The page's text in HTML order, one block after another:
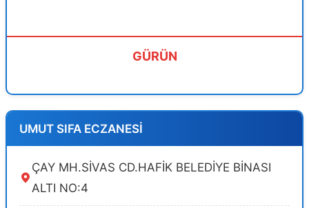
GÜRÜN
UMUT SIFA ECZANESİ
ÇAY MH.SİVAS CD.HAFİK BELEDİYE BİNASI
ALTI NO:4